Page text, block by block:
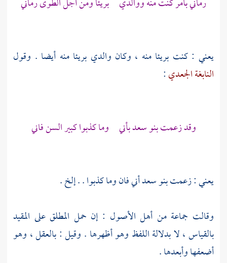
يعني : كنت بريئا منه ، وكان والدي بريئا منه أيضا . وقول
النابغة الجعدي:
وقد زعمتبنو سعدبأني وما كذبوا كبير السن فاني
يعني : زعمتبنو سعدأني فان وما كذبوا . . إلخ .
وقالت جماعة من أهل الأصول : إن حمل المطلق على المقيد
بالقياس ، لا بدلالة اللفظ وهو أظهرها . وقيل : بالعقل ، وهو
أضعفها وأبعدها .